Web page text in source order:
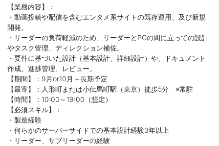
【業務内容】：
・動画投稿や配信を含むエンタメ系サイトの既存運用、及び新規
開発。
・リーダーの負荷軽減のため、リーダーとPGの間に立っての設計
やタスク管理、ディレクション補佐。
・要件に基づいた設計（基本設計、詳細設計）や、ドキュメント
作成、進捗管理、レビュー。
【期間】：9月or10月～長期予定
【最寄】：人形町または小伝馬町駅（東京）徒歩5分 ※常駐
【時間】：10:00～19:00（想定）
【必須スキル】：
・製造経験
・何らかのサーバーサイドでの基本設計経験3年以上
・リーダー、サブリーダーの経験